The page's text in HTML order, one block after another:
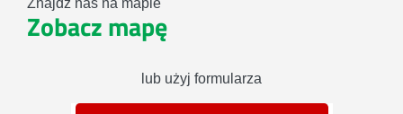
Znajdź nas na mapie
Zobacz mapę
lub użyj formularza